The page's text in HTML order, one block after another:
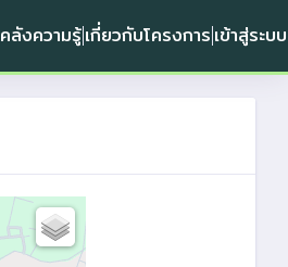
คลังความรู้เกี่ยวกับโครงการ เข้าสู่ระบบ